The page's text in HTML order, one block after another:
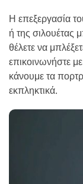
Η επεξεργασία
ή της σιλουέτας
θέλετε να
επικοινωνήστε
κάνουμε τα
εκπληκτικά.